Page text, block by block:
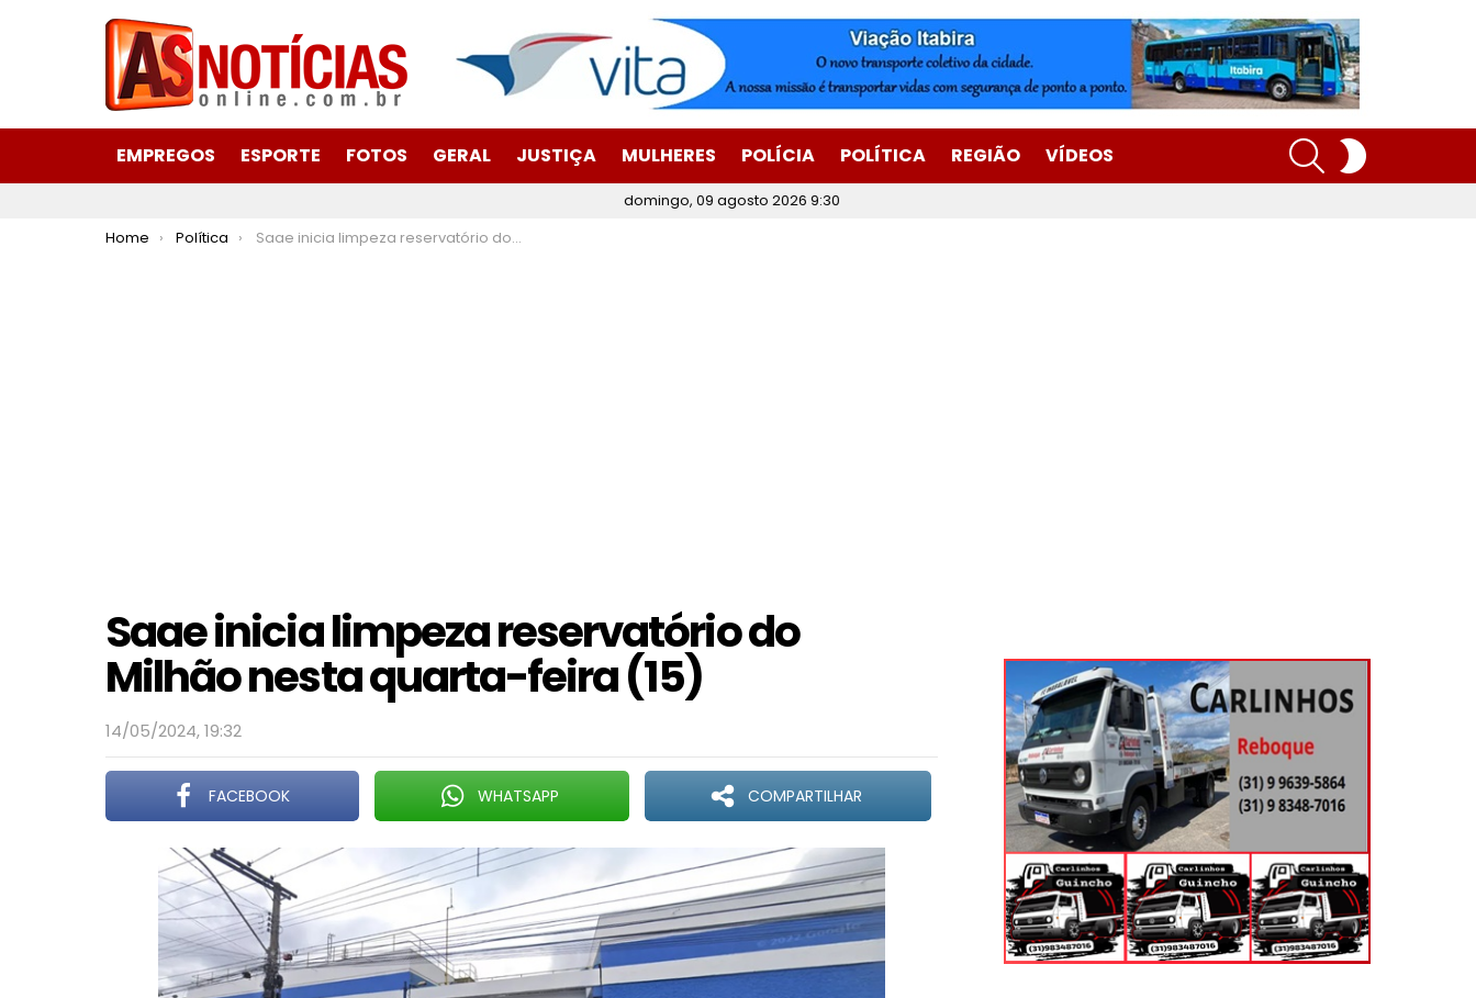
EMPREGOS ESPORTE FOTOS GERAL JUSTIÇA MULHERES POLÍCIA POLÍTICA REGIÃO VÍDEOS
SEARCH
domingo, 09 agosto 2026 9:30
You are here:
Home Política Saae inicia limpeza reservatório do Milhão nesta quarta-feira (15)
Saae inicia limpeza reservatório do
Milhão nesta quarta-feira (15)
14/05/2024, 19:32
FACEBOOK WHATSAPP COMPARTILHAR